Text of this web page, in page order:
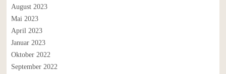
August 2023
Mai 2023
April 2023
Januar 2023
Oktober 2022
September 2022